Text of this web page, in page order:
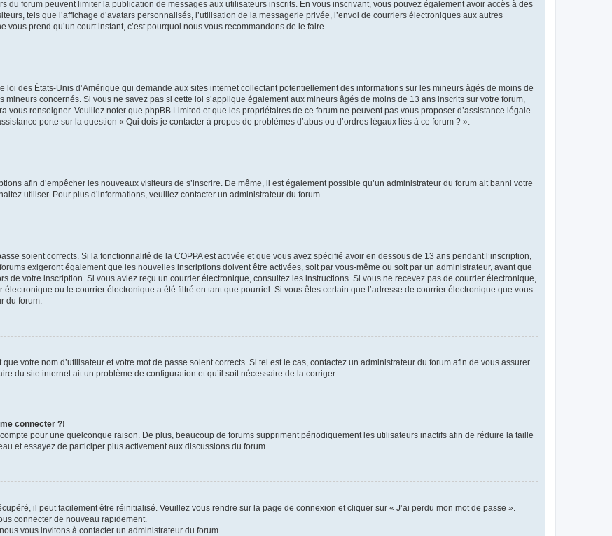
du forum peuvent limiter la publication de messages aux utilisateurs inscrits. En vous inscrivant, vous pouvez également avoir accès à des
tels que l’affichage d’avatars personnalisés, l’utilisation de la messagerie privée, l’envoi de courriers électroniques aux autres
vous prend qu’un court instant, c’est pourquoi nous vous recommandons de le faire.
loi des États-Unis d’Amérique qui demande aux sites internet collectant potentiellement des informations sur les mineurs âgés de moins de
concernés. Si vous ne savez pas si cette loi s’applique également aux mineurs âgés de moins de 13 ans inscrits sur votre forum,
renseigner. Veuillez noter que phpBB Limited et que les propriétaires de ce forum ne peuvent pas vous proposer d’assistance légale
porte sur la question « Qui dois-je contacter à propos de problèmes d’abus ou d’ordres légaux liés à ce forum ? ».
afin d’empêcher les nouveaux visiteurs de s’inscrire. De même, il est également possible qu’un administrateur du forum ait banni votre
utiliser. Pour plus d’informations, veuillez contacter un administrateur du forum.
soient corrects. Si la fonctionnalité de la COPPA est activée et que vous avez spécifié avoir en dessous de 13 ans pendant l’inscription,
exigeront également que les nouvelles inscriptions doivent être activées, soit par vous-même ou soit par un administrateur, avant que
de votre inscription. Si vous aviez reçu un courrier électronique, consultez les instructions. Si vous ne recevez pas de courrier électronique,
ou le courrier électronique a été filtré en tant que pourriel. Si vous êtes certain que l’adresse de courrier électronique que vous
du forum.
votre nom d’utilisateur et votre mot de passe soient corrects. Si tel est le cas, contactez un administrateur du forum afin de vous assurer
du site internet ait un problème de configuration et qu’il soit nécessaire de la corriger.
connecter ?!
pour une quelconque raison. De plus, beaucoup de forums suppriment périodiquement les utilisateurs inactifs afin de réduire la taille
et essayez de participer plus activement aux discussions du forum.
il peut facilement être réinitialisé. Veuillez vous rendre sur la page de connexion et cliquer sur « J’ai perdu mon mot de passe ».
connecter de nouveau rapidement.
vous invitons à contacter un administrateur du forum.